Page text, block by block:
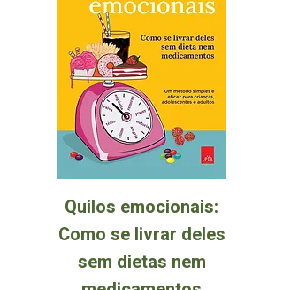
Quilos emocionais:
Como se livrar deles
sem dietas nem